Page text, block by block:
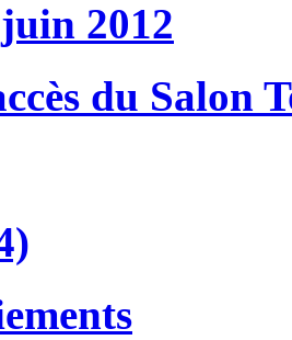
2012
du Salon